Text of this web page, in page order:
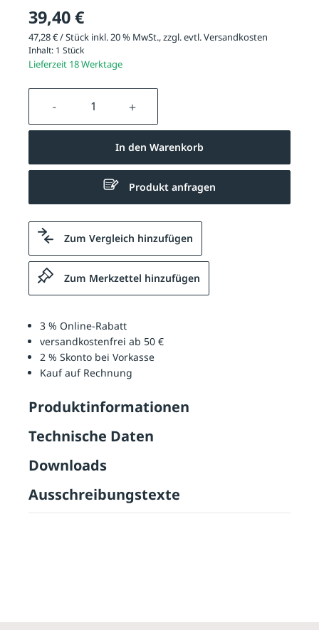
39,40 €
47,28 € / Stück inkl. 20 % MwSt., zzgl. evtl.Versandkosten
Inhalt: 1 Stück
Lieferzeit 18 Werktage
Produkt Anzahl: Gib den
In den Warenkorb
Produkt anfragen
Zum Vergleich hinzufügen
Zum Merkzettel hinzufügen
3 % Online-Rabatt
versandkostenfrei ab 50 €
2 % Skonto bei Vorkasse
Kauf auf Rechnung
Produktinformationen
Technische Daten
Downloads
Ausschreibungstexte